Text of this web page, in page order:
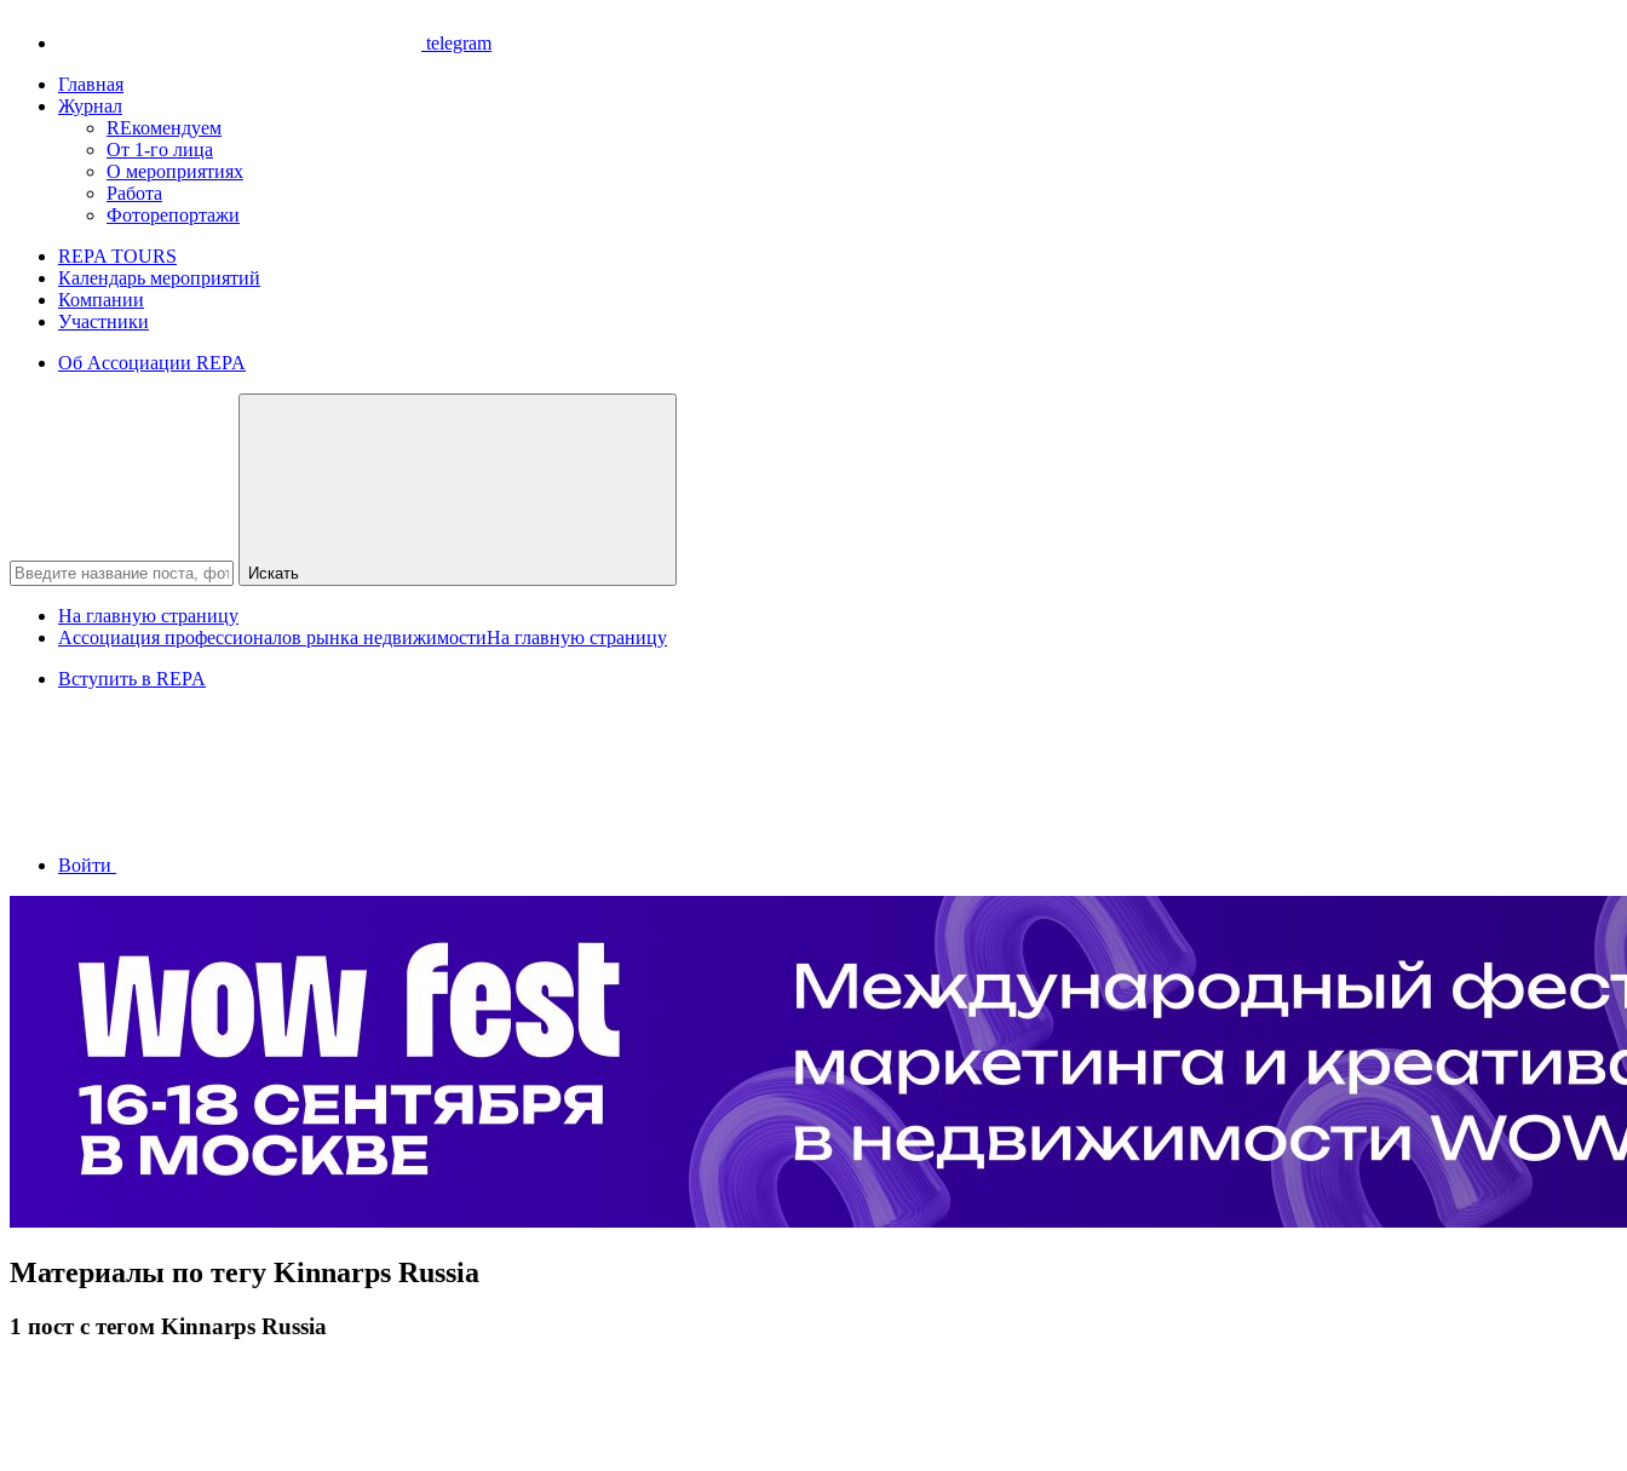
telegram
Главная
Журнал
REкомендуем
От 1-го лица
О мероприятиях
Работа
Фоторепортажи
REPA TOURS
Календарь мероприятий
Компании
Участники
Об Ассоциации REPA
Искать
На главную страницу
Ассоциация профессионалов рынка недвижимостиНа главную страницу
Вступить в REPA
Войти
Материалы по тегу Kinnarps Russia
1 постс тегом Kinnarps Russia